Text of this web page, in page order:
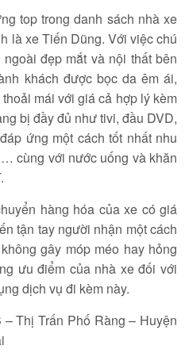
top trong danh sách nhà xe
là xe Tiến Dũng. Với việc chú
đẹp mắt và nội thất bên
khách được bọc da êm ái,
mái với giá cả hợp lý kèm
bị đầy đủ như tivi, đầu DVD,
ứng một cách tốt nhất nhu
cùng với nước uống và khăn
hàng hóa của xe có giá
tận tay người nhận một cách
gây móp méo hay hỏng
ưu điểm của nhà xe đối với
dịch vụ đi kèm này.
Thị Trấn Phố Ràng – Huyện